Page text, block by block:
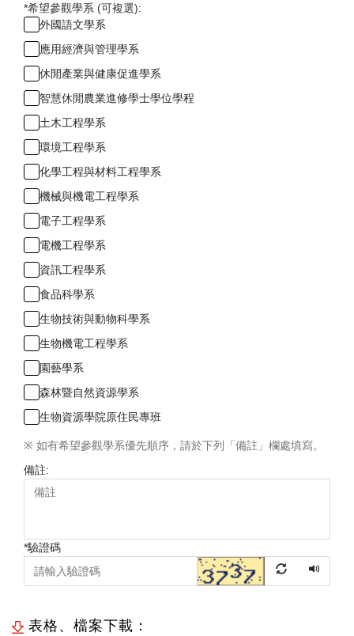
*希望參觀學系 (可複選):
外國語文學系
應用經濟與管理學系
休閒產業與健康促進學系
智慧休閒農業進修學士學位學程
土木工程學系
環境工程學系
化學工程與材料工程學系
機械與機電工程學系
電子工程學系
電機工程學系
資訊工程學系
食品科學系
生物技術與動物科學系
生物機電工程學系
園藝學系
森林暨自然資源學系
生物資源學院原住民專班
※ 如有希望參觀學系優先順序，請於下列「備註」欄處填寫。
備註:
*驗證碼
表格、檔案下載：